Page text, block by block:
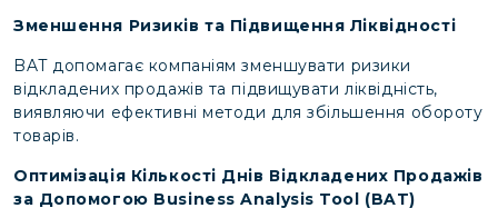
Зменшення Ризиків та Підвищення Ліквідності
BAT допомагає компаніям зменшувати ризики
відкладених продажів та підвищувати ліквідність,
виявляючи ефективні методи для збільшення обороту
товарів.
Оптимізація Кількості Днів Відкладених Продажів
за Допомогою Business Analysis Tool (BAT)